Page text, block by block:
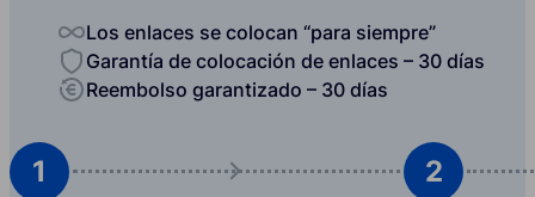
Los enlaces se colocan “para siempre”
Garantía de colocación de enlaces – 30 días
Reembolso garantizado – 30 días
1 2